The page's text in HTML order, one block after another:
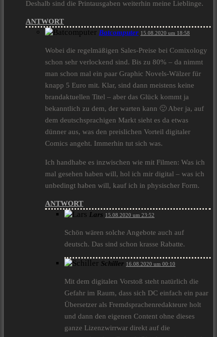
Deshalb sind die Printausgaben weiterhin meine Lieblinge.
ANTWORT
Batcomputer 15.08.2020 um 18:58
Wobei die regelmäßigen Sales-Preise bei Comixology
schon sehr verlockend sind. Bis zu 80% – da nimmt
man schon mal ein paar Graphic Novels-Wälzer für
knapp 5 Euro mit. Klar, sind dann meistens keine
brandaktuellen Titel – aber das Glück kommt ja
bekanntlich zu dem, der warten kann 🙂 Aber ja, auf
dem deutschsprachigen Markt sieht es da etwas
dünner aus, was den preislichen Vorteil digitaler
Comics angeht. Immerhin tut sich was.
Ich handhabe es inzwischen wie mit Filmen: Was ich
mal gesehen haben will, hol ich mir digital – was ich
unbedingt haben will, kauf ich in physischer Form.
ANTWORT
Lars 15.08.2020 um 23:52
Schön wären solche Angebote auch auf
deutsch. Das sind schon krasse Rabatte.
Schiller 16.08.2020 um 00:10
Mit dem digitalen Vorstoß steht natürlich die
Gefahr im Raum, dass sich DC einfach ein paar
Übersetzer als Fremdsprachenredakteure holt
und dann den eigenen Content ohne dieses
ganze Lizenzwirrwar direkt auf die